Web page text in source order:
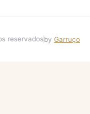
reservadosby Garruço